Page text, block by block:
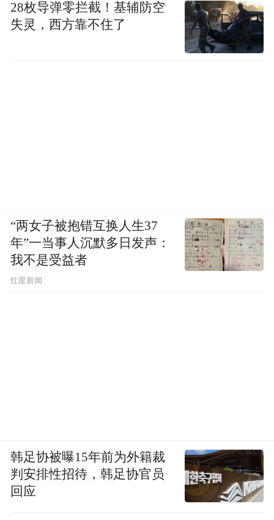
28枚导弹零拦截！基辅防空
失灵，西方靠不住了
“两女子被抱错互换人生37
年”一当事人沉默多日发声：
我不是受益者
红星新闻
韩足协被曝15年前为外籍裁
判安排性招待，韩足协官员
回应